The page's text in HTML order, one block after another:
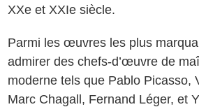
XXe et XXIe siècle.
Parmi les œuvres les plus
admirer des chefs-d’œuvre de
moderne tels que Pablo Picasso,
Marc Chagall, Fernand Léger, et